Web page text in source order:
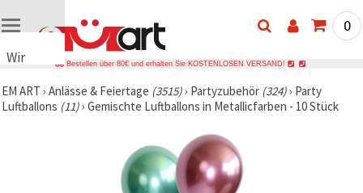
Wir
Cookies
🍪 Wir
0
Bestellen über 80€ und erhalten Sie KOSTENLOSEN VERSAND!
EM ART › Anlässe & Feiertage (3515)› Partyzubehör (324)› Party
Luftballons (11)› Gemischte Luftballons in Metallicfarben - 10 Stück